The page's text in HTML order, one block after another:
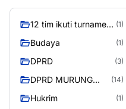
12 tim ikuti turnamen
Raya
(1)
Budaya (1)
DPRD (3)
DPRD MURUNG
(14)
Hukrim (1)